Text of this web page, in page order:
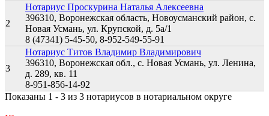
2
Нотариус Проскурина Наталья Алексеевна
396310, Воронежская область, Новоусманский район, с.
Новая Усмань, ул. Крупской, д. 5а/1
8 (47341) 5-45-50, 8-952-549-55-91
3
Нотариус Титов Владимир Владимирович
396310, Воронежская обл., с. Новая Усмань, ул. Ленина,
д. 289, кв. 11
8-951-856-14-92
Показаны 1 - 3 из 3 нотариусов в нотариальном округе